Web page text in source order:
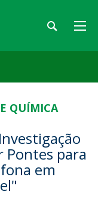
QUÍMICA
Pontes para
em